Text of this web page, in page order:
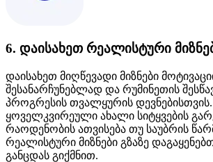
6. დაისახეთ რეალისტური
დაისახეთ მიღწევადი მიზნები
შესანარჩუნებლად და რუმინეთის
პროგრესის თვალყურის დევნებისთვის.
ყოველკვირეული ახალი სიტყვების
რაოდენობის ათვისება თუ საუბრის
რეალისტური მიზნები გზაზე
განცდას გიქმნით.